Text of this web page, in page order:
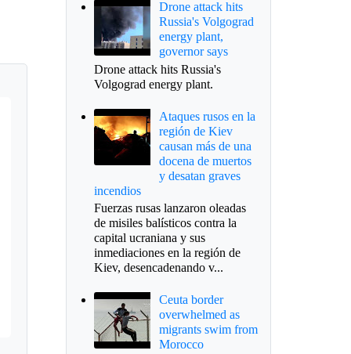
Drone attack hits
Russia's Volgograd
energy plant,
governor says
Drone attack hits Russia's
Volgograd energy plant.
Ataques rusos en la
región de Kiev
causan más de una
docena de muertos
y desatan graves
incendios
Fuerzas rusas lanzaron oleadas
de misiles balísticos contra la
capital ucraniana y sus
inmediaciones en la región de
Kiev, desencadenando v...
Ceuta border
overwhelmed as
migrants swim from
Morocco